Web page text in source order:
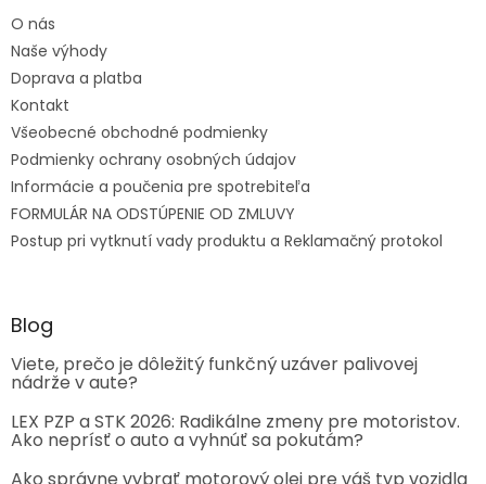
O nás
Naše výhody
Doprava a platba
Kontakt
Všeobecné obchodné podmienky
Podmienky ochrany osobných údajov
Informácie a poučenia pre spotrebiteľa
FORMULÁR NA ODSTÚPENIE OD ZMLUVY
Postup pri vytknutí vady produktu a Reklamačný protokol
Blog
Viete, prečo je dôležitý funkčný uzáver palivovej
nádrže v aute?
LEX PZP a STK 2026: Radikálne zmeny pre motoristov.
Ako neprísť o auto a vyhnúť sa pokutám?